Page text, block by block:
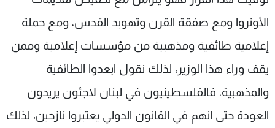
الأونروا ومع صفقة القرن وتهويد القدس، ومع حملة
إعلامية طائفية ومذهبية من مؤسسات إعلامية وممن
يقف وراء هذا الوزير، لذلك نقول ابعدوا الطائفية
والمذهبية، فالفلسطينيون في لبنان لاجئون يريدون
العودة حتى انهم في القانون الدولي يعتبروا نازحين، لذلك